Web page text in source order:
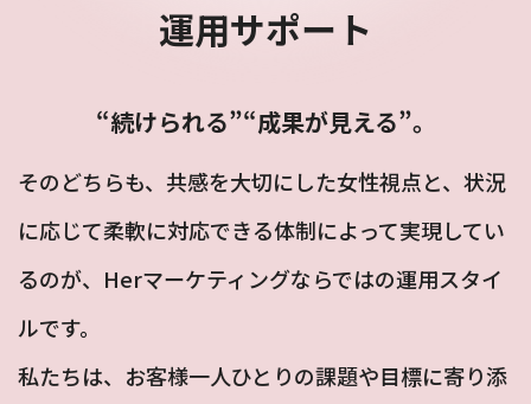
運用サポート
“続けられる”“成果が見える”。
そのどちらも、共感を大切にした女性視点と、状況
に応じて柔軟に対応できる体制によって実現してい
るのが、Herマーケティングならではの運用スタイ
ルです。
私たちは、お客様一人ひとりの課題や目標に寄り添